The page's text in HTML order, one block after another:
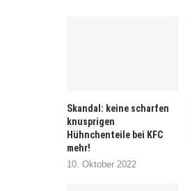
Skandal: keine scharfen
knusprigen
Hühnchenteile bei KFC
mehr!
10. Oktober 2022